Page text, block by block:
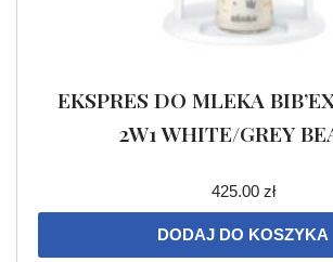
EKSPRES DO MLEKA
2W1 WHITE/GREY
425.00 zł
DODAJ DO KOSZYKA